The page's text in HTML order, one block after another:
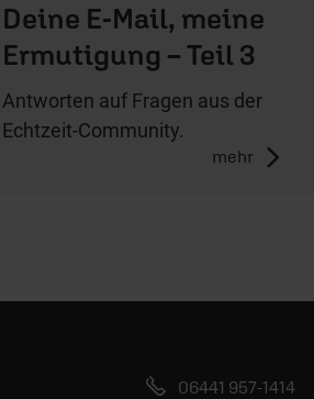
Deine E-Mail, meine
Ermutigung – Teil 3
Antworten auf Fragen aus der
Echtzeit-Community.
mehr
06441 957-1414